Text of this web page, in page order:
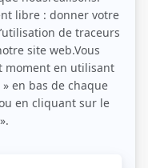
Toupin, Claude Prégent
Télévision)
montréalaise d'une grande
dans une machine à café
de l'immeuble est donc la
rares occasions) et la